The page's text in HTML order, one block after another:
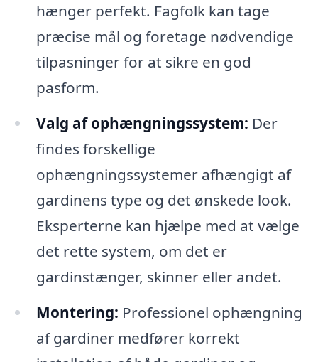
hænger perfekt. Fagfolk kan tage
præcise mål og foretage nødvendige
tilpasninger for at sikre en god
pasform.
Valg af ophængningssystem: Der
findes forskellige
ophængningssystemer afhængigt af
gardinens type og det ønskede look.
Eksperterne kan hjælpe med at vælge
det rette system, om det er
gardinstænger, skinner eller andet.
Montering: Professionel ophængning
af gardiner medfører korrekt